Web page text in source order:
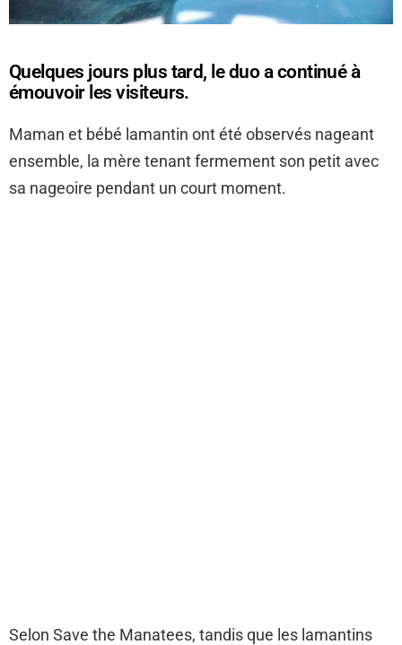
Quelques jours plus tard, le duo a continué à
émouvoir les visiteurs.
Maman et bébé lamantin ont été observés nageant
ensemble, la mère tenant fermement son petit avec
sa nageoire pendant un court moment.
Selon Save the Manatees, tandis que les lamantins